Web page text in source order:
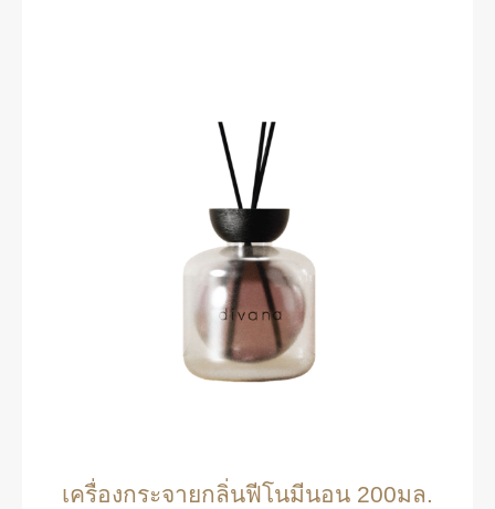
เครื่องกระจายกลิ่นฟีโนมีนอน 200มล.